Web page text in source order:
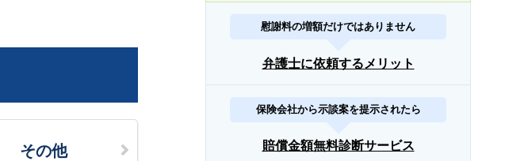
その他
慰謝料の増額だけではありません
弁護士に依頼するメリット
保険会社から示談案を提示されたら
賠償金額無料診断サービス